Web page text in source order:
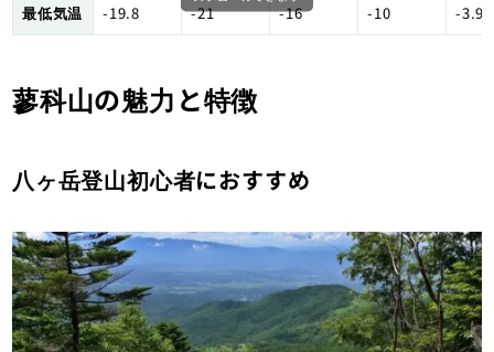
最低気温 -19.8 -21 -16 -10 -3.9
蓼科山の魅力と特徴
八ヶ岳登山初心者におすすめ